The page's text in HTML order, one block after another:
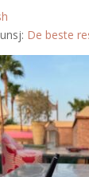
De beste